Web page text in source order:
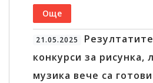
Още
21.05.2025
конкурси за рисунка,
музика вече са готови